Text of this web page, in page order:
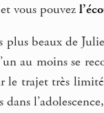
vous pouvez
plus beaux de
au moins se
le trajet très